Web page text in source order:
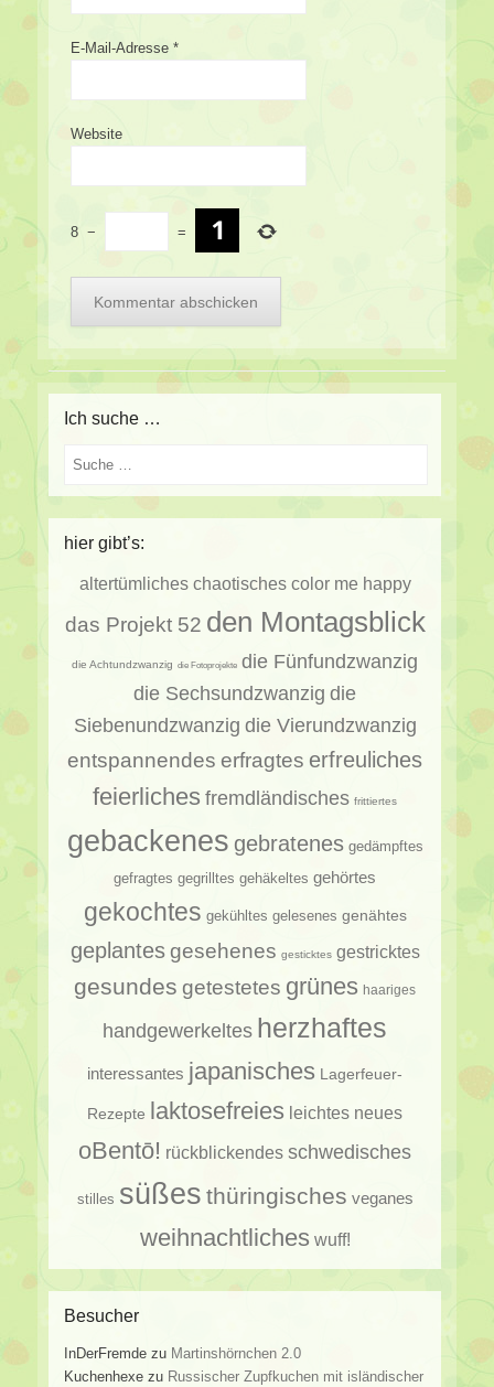
E-Mail-Adresse *
Website
8 − =
Ich suche …
Suche
hier gibt’s:
altertümliches chaotisches color me happy
das Projekt 52 den Montagsblick
die Achtundzwanzig die Fotoprojekte die Fünfundzwanzig
die Sechsundzwanzig die
Siebenundzwanzig die Vierundzwanzig
entspannendes erfragtes erfreuliches
feierliches fremdländisches frittiertes
gebackenes gebratenes gedämpftes
gefragtes gegrilltes gehäkeltes gehörtes
gekochtes gekühltes gelesenes genähtes
geplantesgesehenes gesticktes gestricktes
gesundes getestetes grünes haariges
handgewerkeltes herzhaftes
interessantes japanisches Lagerfeuer-
Rezepte laktosefreies leichtes neues
oBentō! rückblickendes schwedisches
stilles süßes thüringisches veganes
weihnachtliches wuff!
Besucher
InDerFremde zu Martinshörnchen 2.0
Kuchenhexe zu Russischer Zupfkuchen mit isländischer